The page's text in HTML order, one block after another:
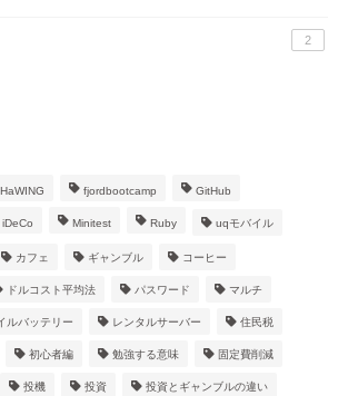
2
fjordbootcamp GitHub
iDeCo Minitest Ruby uqモバイル
カフェ ギャンブル コーヒー
ドルコスト平均法 パスワード マルチ
ルバッテリー レンタルサーバー 住民税
初心者編 勉強する意味 固定費削減
投機 投資 投資とギャンブルの違い